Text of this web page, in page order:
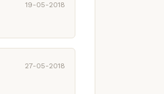
19-05-2018
27-05-2018